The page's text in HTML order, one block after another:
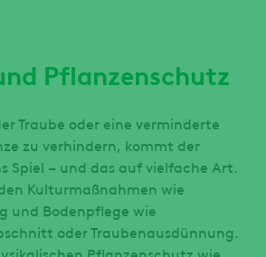
Pflanzenschutz
Traube oder eine verminderte
zu verhindern, kommt der
Spiel – und das auf vielfache Art.
Kulturmaßnahmen wie
und Bodenpflege wie
oder Traubenausdünnung.
Pflanzenschutz wie